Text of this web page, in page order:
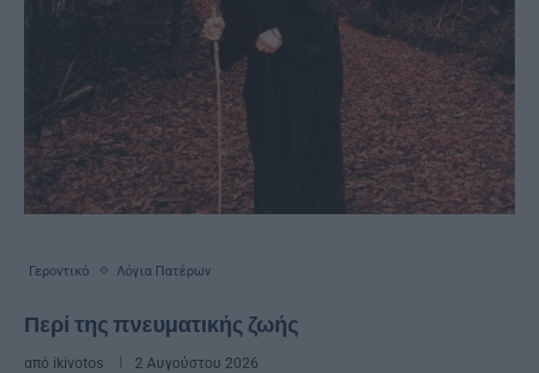
Γεροντικό Λόγια Πατέρων
Περί της πνευματικής ζωής
από ikivotos 2 Αυγούστου 2026